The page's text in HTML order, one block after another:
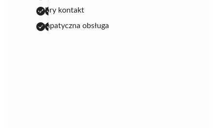
dobry kontakt
sympatyczna obsługa